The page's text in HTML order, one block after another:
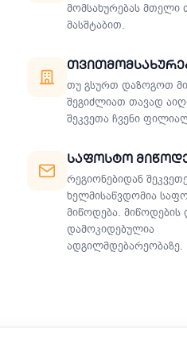
მომსახურებას მთელი
მასშტაბით.
თუ გსურთ დაზოგოთ
შეგიძლიათ თავად
შეკვეთა ჩვენი
Საფოსტო
რეგიონებიდან
ხელმისაწვდომია
მიწოდება.
დამოკიდებულია
ადგილმდებარეობაზე.